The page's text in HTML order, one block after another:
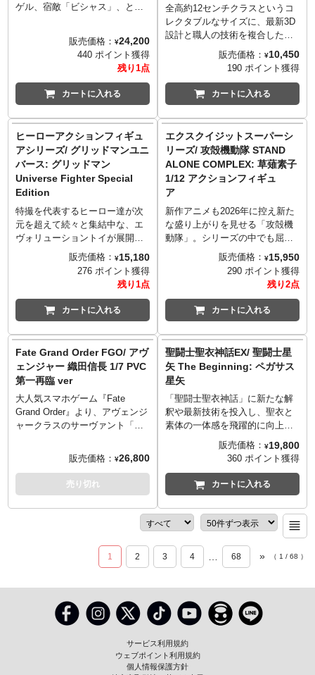
©TSUBURAYA
PRODUCTIONS ©Eiichi
Shimizu,Tomohiro Shimoguchi
交換用ヘッドパーツ
上まれに見るデカさで、全高約
26センチの数字以上のインパク
ト！全幅や奥行はそれ以上ある
く公表してください。
ゲル、宿敵「ビシャス」、とも
ッドドラゴンのロゴがモニュメ
ント（スタチュー）化されまし
た。犯罪組織化した「レッドド
ラゴン」らしい、力を誇示する
ような「龍」と「金色」の合わ
メントの立体化に対してもファ
ースト4フィギュアはしっかりこ
だわり、ウロコの1つ1つも造型
再現する丁寧さ。物語への深み
が感じられる一品となりまし
た。
販売価格： ¥24,200
440 ポイント獲得
残り1点
カートに入れる
全高約12センチクラスというコ
レクタブルなサイズに、最新3D
設計と職人の技術を複合したロ
ボット造形の妙と、「硬・滑・
柔」をキーワードにABSや
PVC、POMなどの素材を複合し
たフィギュア「ROBOT魂」。
『機動戦士ガンダム 水星の魔
ナップです。可動と劇中再現に
特化したグエル専用機のディラ
ンザ、本編第一話はもちろん、
最終局面に登場した両方のシー
ンが再現可能です。
販売価格： ¥10,450
190 ポイント獲得
カートに入れる
ヒーローアクションフィギュ
アシリーズ/ グリッドマンユニ
バース: グリッドマン
Universe Fighter Special
Edition
特撮を代表するヒーロー達が次
元を超えて続々と集結中な、エ
ヴォリューショントイが展開す
るシリーズ「ヒーローアクショ
ンフィギュア（HAF）」シリー
ズに、映画『グリッドマンユニ
バース』より、様々なユニバー
スが統合したグリッドマンの新
形態「グリッドマン Universe
ーツを搭載しており、自由なポ
ージングを楽しめる他、表情豊
かな交換用手パーツ、エフェク
トパーツ（グリッドビーム）な
ど、フィギュアを楽しく演出す
るオプションパーツも付属しま
Ⓒ円谷プロ Ⓒ2023 TRIGGER・
雨宮哲／「劇場版グリッドマン
ユニバース」製作委員会
販売価格： ¥15,180
276 ポイント獲得
残り1点
カートに入れる
エクスクイジットスーパーシ
リーズ/ 攻殻機動隊 STAND
ALONE COMPLEX: 草薙素子
1/12 アクションフィギュ
ア
新作アニメも2026年に控え新た
な盛り上がりを見せる「攻殻機
動隊」。シリーズの中でも屈指
の人気を誇る『攻殻機動隊
STAND ALONE COMPLEX』か
ら公安9課の少佐こと草薙素子
が、上海ハイヤトイズ「エクス
クイジットスーパーシリーズ」
より1/12スケールフィギュアと
ツなど豊富なアクセサリーも魅
力的！
販売価格： ¥15,950
290 ポイント獲得
残り2点
カートに入れる
Fate Grand Order FGO/ アヴ
ェンジャー 織田信長 1/7 PVC
第一再臨 ver
大人気スマホゲーム『Fate
Grand Order』より、アヴェンジ
ャークラスのサーヴァント「織
ールフィギュア化！鋭い眼光と
不敵な笑み、圧倒的なカリスマ
性を纏った「第六天魔王」をイ
ラストに忠実に再現いたしまし
た。燃え盛る炎の中の堂々たる
立ち姿を情景ごと再現すべく黒
髪や軍服には「赤」の照り返し
を効果的に入れ、無尽の屍を表
現した髑髏の台座は土の質感や
ぷりに仕上げています。ブーツ
や刀の鞘には幾層にも色を重ね
たメタリック塗装を施し、鈍く
輝く金属の質感を表現。360度ど
こからみても威厳を感じる造形
と高度な彩色技術によって緻密
に再現されたこだわりのノッブ
販売価格： ¥26,800
売り切れ
聖闘士聖衣神話EX/ 聖闘士星
矢 The Beginning: ペガサス
星矢
「聖闘士聖衣神話」に新たな解
釈や最新技術を投入し、聖衣と
素体の一体感を飛躍的に向上。
聖衣を着た状態でも高い可動範
囲を実現させ、様々なポーズを
パーツ換装無しで再現。聖衣に
は一部ダイキャストを使用し、
オブジェ形態への組み替えも可
能。「聖闘士聖衣大系」「聖闘
士聖衣神話」をさらに昇華させ
た新たな『聖闘士星矢』アクシ
ョンフィギュアシリーズが「聖
闘士聖衣神話EX」。『聖闘士星
真剣佑演じる主人公「ペガサス
星矢」がラインナップです。魂
のデジタル彩色により、主人公
星矢の表情をリアルに再現！実
写のリアルな彩色を追求した聖
衣はシリーズ同様聖衣の脱着が
可能です。劇中の聖衣箱が付属
販売価格： ¥19,800
360 ポイント獲得
カートに入れる
1 2 3 4 … 68 » （ 1 / 68 ）
サービス利用規約
ウェブポイント利用規約
個人情報保護方針